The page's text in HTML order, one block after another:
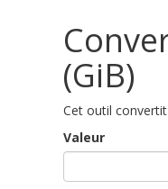
(GiB)
Cet outil
Valeur